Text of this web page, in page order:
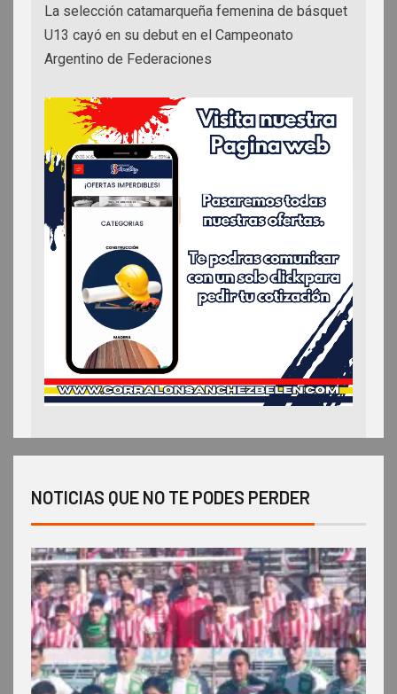
La selección catamarqueña femenina de básquet
U13 cayó en su debut en el Campeonato
Argentino de Federaciones
NOTICIAS QUE NO TE PODES PERDER